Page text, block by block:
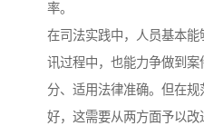
率。
在司法实践中，人员基本
讯过程中，也能力争做到
分、适用法律准确。但在
好，这需要从两方面予以